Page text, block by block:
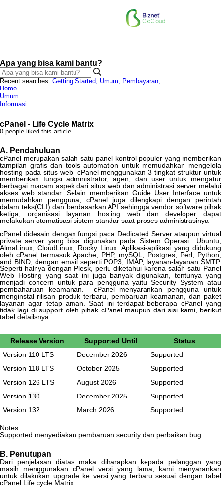
Apa yang bisa kami bantu?
Recent searches: Getting Started, Umum, Pembayaran,
Home
Umum
Informasi
cPanel - Life Cycle Matrix
0 people liked this article
A. Pendahuluan
cPanel merupakan salah satu panel kontrol populer yang memberikan
tampilan grafis dan tools automation untuk memudahkan mengelola
hosting pada situs web. cPanel menggunakan 3 tingkat struktur untuk
memberikan
fungsi administrator, agen dan user untuk
mengatur
berbagai macam aspek dari situs web dan administrasi server melalui
akses web standar. Selain memberikan Guide User Interface untuk
memudahkan
pengguna cPanel juga dilengkapi dengan
perintah
dalam teks(CLI) dan berdasarkan API sehingga vendor software pihak
ketiga
organisasi layanan hosting web dan developer
dapat
melakukan otomatisasi sistem standar saat proses administrasinya
cPanel didesain dengan fungsi pada Dedicated Server ataupun virtual
private server yang bisa digunakan pada Sistem Operasi Ubuntu
AlmaLinux
CloudLinux Rocky Linux Aplikasi-aplikasi yang didukung
oleh cPanel termasuk Apache, PHP, mySQL Postgres, Perl, Python
and BIND, dengan email seperti POP3 IMAP, layanan-layanan SMTP.
Seperti halnya dengan Plesk perlu diketahui karena salah satu Panel
Web Hosting yang saat ini juga banyak digunakan tentunya yang
menjadi concern untuk para pengguna yaitu Security System atau
pembaharuan
keamanan cPanel menyarankan pengguna
untuk
menginstal rilisan produk terbaru pembaruan keamanan dan paket
layanan agar tetap aman Saat ini terdapat beberapa cPanel yang
tidak lagi di support oleh pihak cPanel maupun dari sisi kami,
berikut
tabel detailsnya:
Release Version Supported Until
Status
Version 110 LTS December 2026
Supported
Version 118 LTS October 2025
Supported
Version 126 LTS August 2026
Supported
Version 130 December 2025
Supported
Version 132 March 2026 Supported
Notes:
Supported menyediakan pembaruan security dan perbaikan bug
B. Penutupan
Dari penjelasan diatas maka diharapkan kepada pelanggan
yang
masih
menggunakan cPanel versi yang lama kami
menyarankan
untuk dilakukan upgrade ke versi yang terbaru sesuai dengan tabel
cPanel Life cycle Matrix